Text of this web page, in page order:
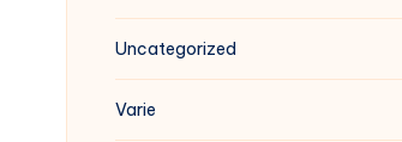
Uncategorized
Varie